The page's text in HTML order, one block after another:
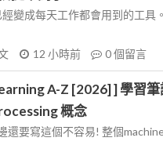
變成每天工作都會用到的工具
12 小時前 0個留言
A-Z [2026] ] 學習筆
概念
還要寫這個不容易! 整個